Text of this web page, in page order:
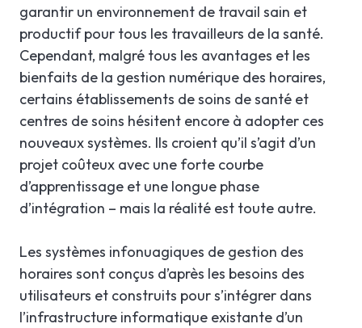
garantir un environnement de travail sain et
productif pour tous les travailleurs de la santé.
Cependant, malgré tous les avantages et les
bienfaits de la gestion numérique des horaires,
certains établissements de soins de santé et
centres de soins hésitent encore à adopter ces
nouveaux systèmes. Ils croient qu’il s’agit d’un
projet coûteux avec une forte courbe
d’apprentissage et une longue phase
d’intégration – mais la réalité est toute autre.
Les systèmes infonuagiques de gestion des
horaires sont conçus d’après les besoins des
utilisateurs et construits pour s’intégrer dans
l’infrastructure informatique existante d’un